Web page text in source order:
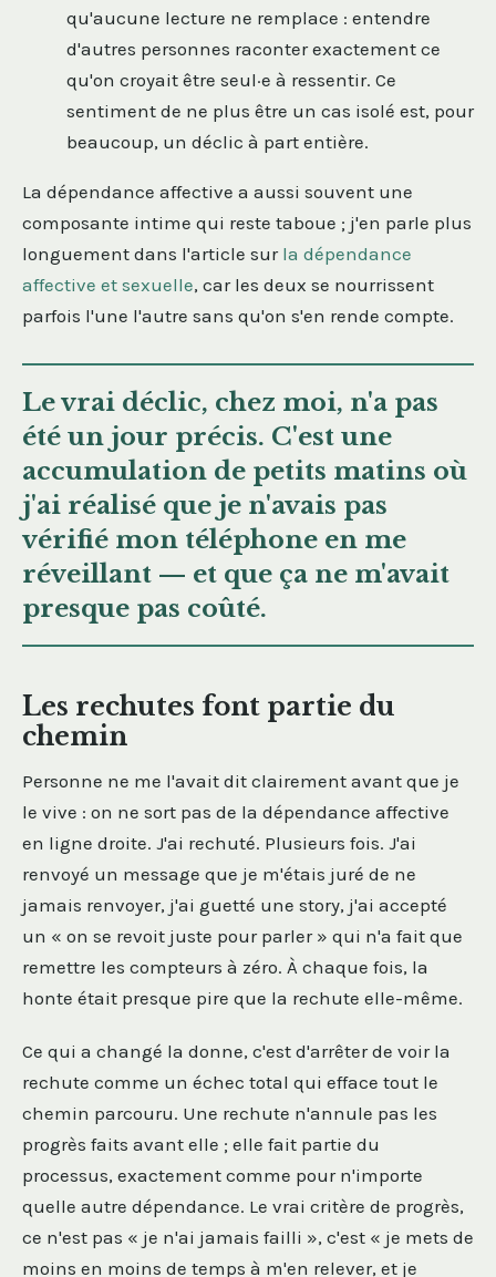
qu'aucune lecture ne remplace : entendre
d'autres personnes raconter exactement ce
qu'on croyait être seul·e à ressentir. Ce
sentiment de ne plus être un cas isolé est, pour
beaucoup, un déclic à part entière.
La dépendance affective a aussi souvent une
composante intime qui reste taboue ; j'en parle plus
longuement dans l'article sur la dépendance
affective et sexuelle, car les deux se nourrissent
parfois l'une l'autre sans qu'on s'en rende compte.
Le vrai déclic, chez moi, n'a pas
été un jour précis. C'est une
accumulation de petits matins où
j'ai réalisé que je n'avais pas
vérifié mon téléphone en me
réveillant — et que ça ne m'avait
presque pas coûté.
Les rechutes font partie du
chemin
Personne ne me l'avait dit clairement avant que je
le vive : on ne sort pas de la dépendance affective
en ligne droite. J'ai rechuté. Plusieurs fois. J'ai
renvoyé un message que je m'étais juré de ne
jamais renvoyer, j'ai guetté une story, j'ai accepté
un « on se revoit juste pour parler » qui n'a fait que
remettre les compteurs à zéro. À chaque fois, la
honte était presque pire que la rechute elle-même.
Ce qui a changé la donne, c'est d'arrêter de voir la
rechute comme un échec total qui efface tout le
chemin parcouru. Une rechute n'annule pas les
progrès faits avant elle ; elle fait partie du
processus, exactement comme pour n'importe
quelle autre dépendance. Le vrai critère de progrès,
ce n'est pas « je n'ai jamais failli », c'est « je mets de
moins en moins de temps à m'en relever, et je